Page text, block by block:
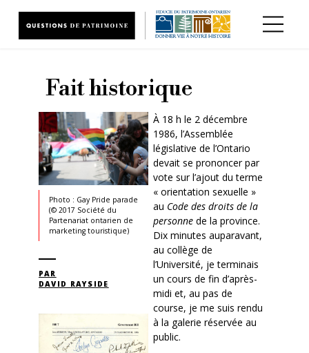
Fait historique
Photo : Gay Pride parade
(© 2017 Société du
Partenariat ontarien de
marketing touristique)
PAR
DAVID RAYSIDE
À 18 h le 2 décembre
1986, l’Assemblée
législative de l’Ontario
devait se prononcer par
vote sur l’ajout du terme
« orientation sexuelle »
au Code des droits de la
personnede la province.
Dix minutes auparavant,
au collège de
l’Université, je terminais
un cours de fin d’après-
midi et, au pas de
course, je me suis rendu
à la galerie réservée au
public.